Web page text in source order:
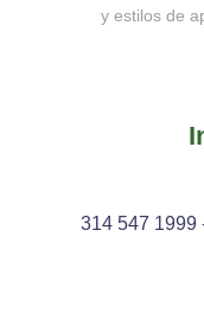
y estilos de
314 547 1999